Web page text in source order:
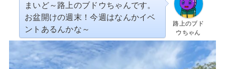
路上のブド
ウちゃん
まいど～路上のブドウちゃんです。
お盆開けの週末！今週はなんかイベ
ントあるんかな～